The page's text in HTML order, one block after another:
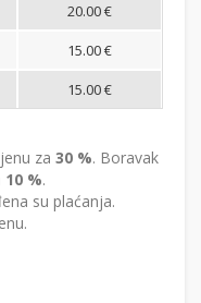
20.00 €
15.00 €
15.00 €
za 30 %. Boravak
10 %.
su plaćanja.